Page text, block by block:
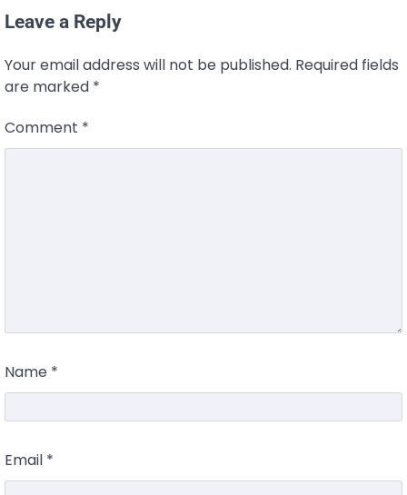
Leave a Reply
Your email address will not be published. Required fields
are marked *
Comment *
Name *
Email *